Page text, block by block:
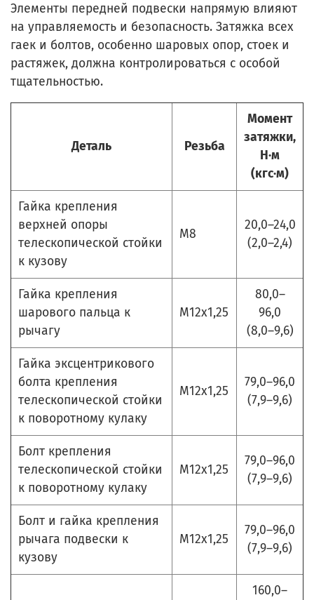
Элементы передней подвески напрямую влияют
на управляемость и безопасность. Затяжка всех
гаек и болтов, особенно шаровых опор, стоек и
растяжек, должна контролироваться с особой
тщательностью.
Деталь Резьба
Момент
затяжки,
Н·м
(кгс·м)
Гайка крепления
верхней опоры
телескопической стойки
к кузову
М8
20,0–24,0
(2,0–2,4)
Гайка крепления
шарового пальца к
рычагу
М12х1,25
80,0–
96,0
(8,0–9,6)
Гайка эксцентрикового
болта крепления
телескопической стойки
к поворотному кулаку
М12х1,25
79,0–96,0
(7,9–9,6)
Болт крепления
телескопической стойки
к поворотному кулаку
М12х1,25
79,0–96,0
(7,9–9,6)
Болт и гайка крепления
рычага подвески к
кузову
М12х1,25
79,0–96,0
(7,9–9,6)
160,0–